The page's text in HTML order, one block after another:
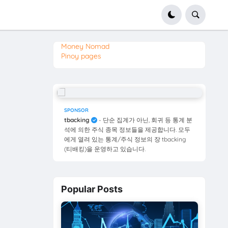
Money Nomad
Pinoy pages
SPONSOR
tbacking
- 단순 집계가 아닌, 회귀 등 통계 분
석에 의한 주식 종목 정보들을 제공합니다. 모두
에게 열려 있는 통계/주식 정보의 장 tbacking
(티배킹)을 운영하고 있습니다.
Popular Posts